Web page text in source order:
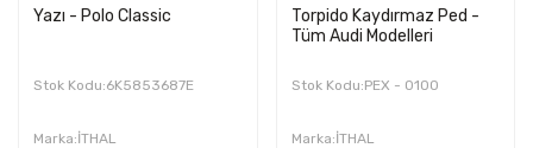
Yazı - Polo Classic
Stok Kodu:6K5853687E
Marka:İTHAL
Torpido Kaydırmaz Ped -
Tüm Audi Modelleri
Stok Kodu:PEX - 0100
Marka:İTHAL